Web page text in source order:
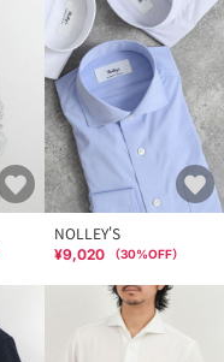
NOLLEY'S
¥9,020 （30%OFF）